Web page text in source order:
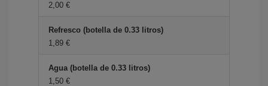
2,00 €
Refresco (botella de 0.33 litros)
1,89 €
Agua (botella de 0.33 litros)
1,50 €